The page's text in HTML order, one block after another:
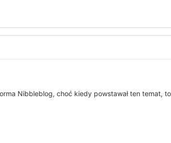
Nibbleblog, choć kiedy powstawał ten temat,